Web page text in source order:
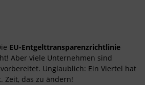
EU-Entgelttransparenzrichtlinie
Aber viele Unternehmen sind
Unglaublich: Ein Viertel hat
Zeit, das zu ändern!